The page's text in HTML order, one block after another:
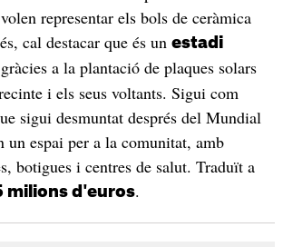
representar els bols de ceràmica
cal destacar que és un estadi
gràcies a la plantació de plaques solars
i els seus voltants. Sigui com
sigui desmuntat després del Mundial
un espai per a la comunitat, amb
botigues i centres de salut. Traduït a
milions d'euros.